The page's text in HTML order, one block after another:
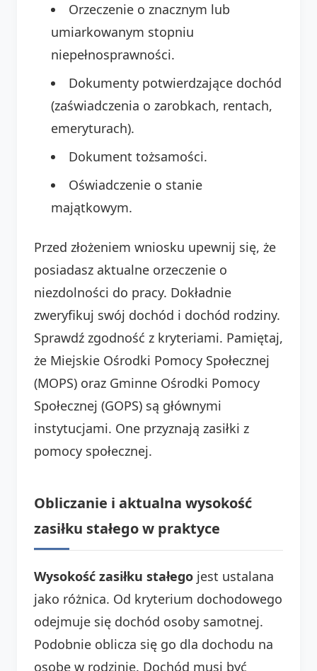
Orzeczenie o znacznym lub
umiarkowanym stopniu
niepełnosprawności.
Dokumenty potwierdzające dochód
(zaświadczenia o zarobkach, rentach,
emeryturach).
Dokument tożsamości.
Oświadczenie o stanie
majątkowym.
Przed złożeniem wniosku upewnij się, że
posiadasz aktualne orzeczenie o
niezdolności do pracy. Dokładnie
zweryfikuj swój dochód i dochód rodziny.
Sprawdź zgodność z kryteriami. Pamiętaj,
że Miejskie Ośrodki Pomocy Społecznej
(MOPS) oraz Gminne Ośrodki Pomocy
Społecznej (GOPS) są głównymi
instytucjami. One przyznają zasiłki z
pomocy społecznej.
Obliczanie i aktualna wysokość
zasiłku stałego w praktyce
Wysokość zasiłku stałego jest ustalana
jako różnica. Od kryterium dochodowego
odejmuje się dochód osoby samotnej.
Podobnie oblicza się go dla dochodu na
osobę w rodzinie. Dochód musi być